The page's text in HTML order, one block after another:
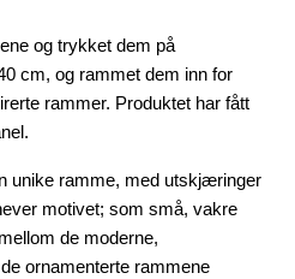
og trykket dem på
cm, og rammet dem inn for
rammer. Produktet har fått
unike ramme, med utskjæringer
motivet; som små, vakre
de moderne,
ornamenterte rammene